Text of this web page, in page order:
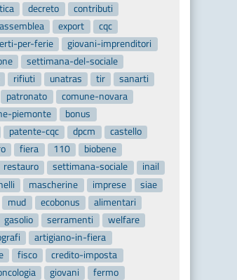
decreto
contributi
assemblea export
cqc
per-ferie
giovani-imprenditori
settimana-del-sociale
rifiuti unatras tir
sanarti
patronato
comune-novara
piemonte
bonus
patente-cqc dpcm
castello
fiera 110
biobene
restauro settimana-sociale
inail
mascherine imprese
siae
mud ecobonus
alimentari
gasolio serramenti
welfare
artigiano-in-fiera
fisco
credito-imposta
giovani
fermo